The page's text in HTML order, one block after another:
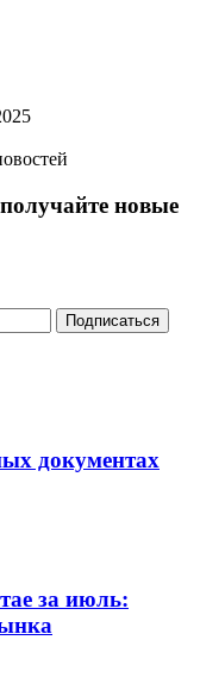
новые
документах
за июль: